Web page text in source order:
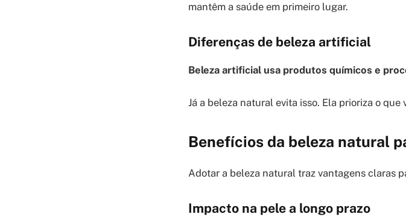
mantêm a saúde em primeiro lugar.
Diferenças de beleza artificial
Beleza artificial usa produtos químicos e
Já a beleza natural evita isso. Ela prioriza o
Benefícios da beleza natural
Adotar a beleza natural traz vantagens claras
Impacto na pele a longo prazo